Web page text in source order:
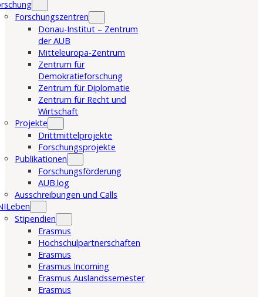
Forschungszentren
Donau-Institut – Zentrum
der AUB
Mitteleuropa-Zentrum
Zentrum für
Demokratieforschung
Zentrum für Diplomatie
Zentrum für Recht und
Wirtschaft
Projekte
Drittmittelprojekte
Forschungsprojekte
Publikationen
Forschungsförderung
AUB.log
Ausschreibungen und Calls
Stipendien
Erasmus
Hochschulpartnerschaften
Erasmus
Erasmus Incoming
Erasmus Auslandssemester
Erasmus